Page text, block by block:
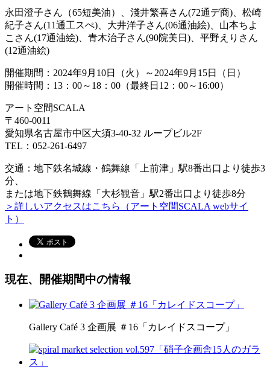
永田澄子さん（65短美油）、淺井繁喜さん(72通デ商)、松崎
紀子さん(11通工スぺ)、大井洋子さん(06通油絵)、山本ちよ
こさん(17通油絵)、青木治子さん(90院美日)、平野えりさん
(12通油絵)
開催期間：2024年9月10日（火）～2024年9月15日（日）
開催時間：13：00～18：00（最終日12：00～16:00）
アート空間SCALA
〒460-0011
愛知県名古屋市中区大須3-40-32 ループビル2F
TEL：052-261-6497
交通：地下鉄名城線・鶴舞線「上前津」駅8番出口より徒歩3
分、
または地下鉄鶴舞線「大杉観音」駅2番出口より徒歩8分
＞詳しいアクセスはこちら（アート空間SCALA webサイ
ト）
現在、開催期間中の情報
Gallery Café 3 企画展 ＃16「カレイドスコープ」